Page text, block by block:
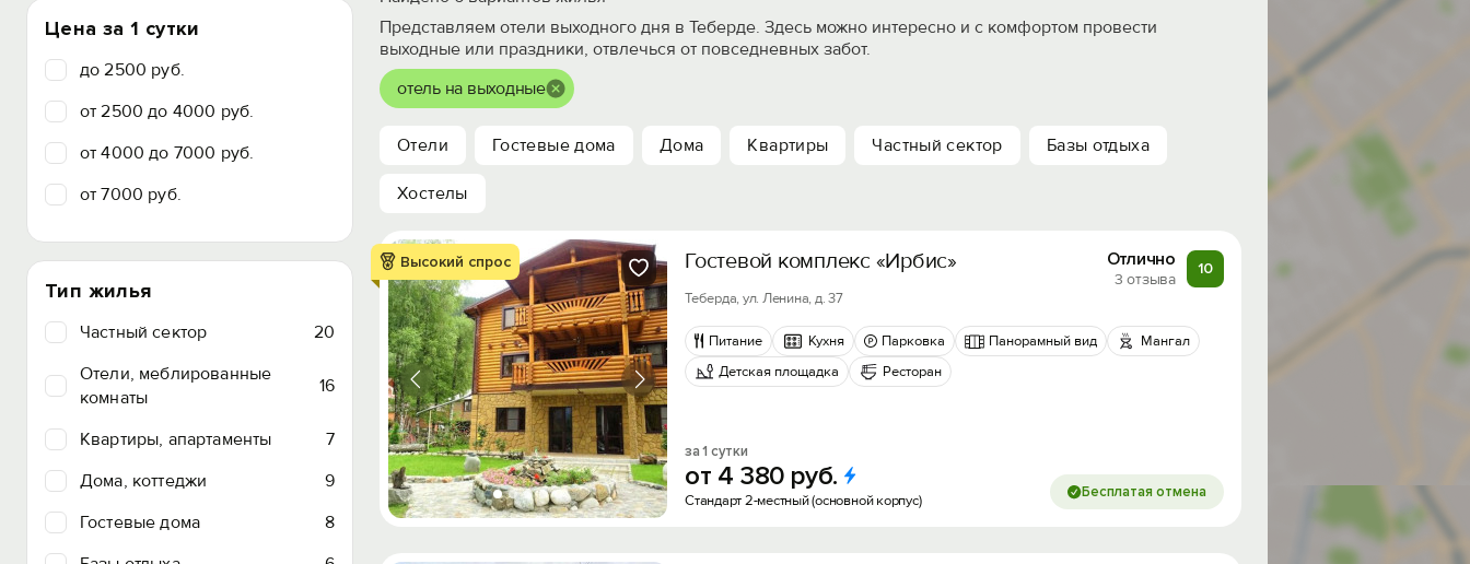
Цена за 1 сутки
до 2500 руб.
от 2500 до 4000 руб.
от 4000 до 7000 руб.
от 7000 руб.
Тип жилья
Частный сектор
20
Отели, меблированные
комнаты
16
Квартиры, апартаменты
7
Дома, коттеджи
9
Гостевые дома
8
Представляем отели выходного дня в Теберде. Здесь можно интересно и с комфортом провести
выходные или праздники, отвлечься от повседневных забот.
отель на выходные
Отели Гостевые дома Дома Квартиры Частный сектор Базы отдыха
Хостелы
Высокий спрос Гостевой комплекс «Ирбис» Отлично
3 отзыва
10
Теберда, ул. Ленина, д. 37
Питание Кухня Парковка Панорамный вид
Мангал
Детская площадка
Ресторан
за 1 сутки
от 4 380 руб.
Стандарт 2-местный (основной корпус) Бесплатая отмена